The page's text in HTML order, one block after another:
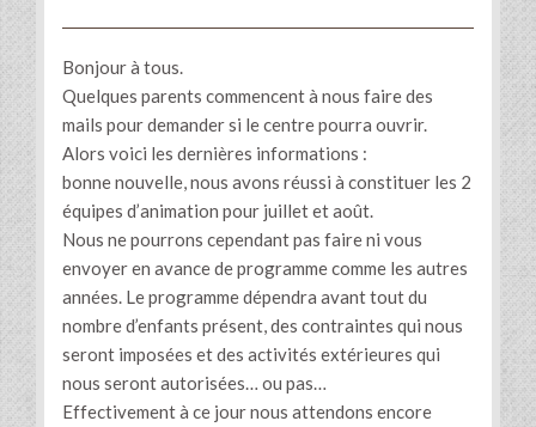
Bonjour à tous.
Quelques parents commencent à nous faire des
mails pour demander si le centre pourra ouvrir.
Alors voici les dernières informations :
bonne nouvelle, nous avons réussi à constituer les 2
équipes d’animation pour juillet et août.
Nous ne pourrons cependant pas faire ni vous
envoyer en avance de programme comme les autres
années. Le programme dépendra avant tout du
nombre d’enfants présent, des contraintes qui nous
seront imposées et des activités extérieures qui
nous seront autorisées… ou pas…
Effectivement à ce jour nous attendons encore